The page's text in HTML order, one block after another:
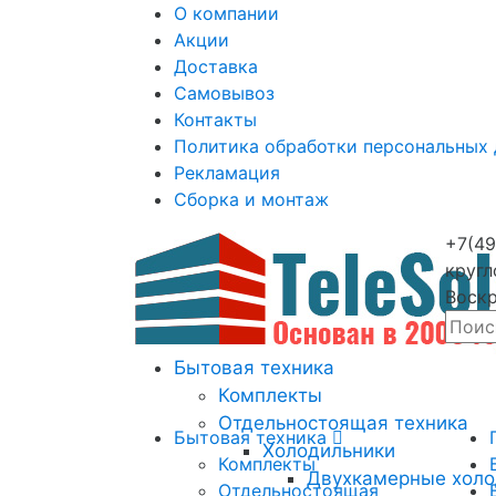
О компании
Акции
Доставка
Самовывоз
Контакты
Политика обработки персональных
Рекламация
Сборка и монтаж
Бытовая техника
Комплекты
Отдельностоящая техника
Холодильники
Двухкамерные
Бытовая техника
Комплекты
Отдельностоящая